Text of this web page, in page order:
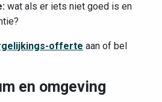
wat als er iets niet goed is en
offerte aan of bel
en omgeving